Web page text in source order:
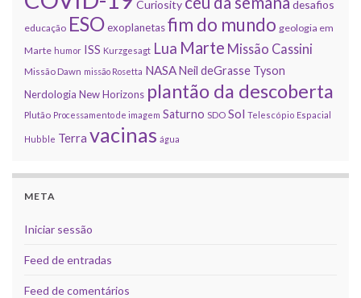
Curiosity desafios
educação ESOexoplanetasfim do mundo geologia em
Marte humor ISS Kurzgesagt Lua Marte Missão Cassini
Missão Dawn missão Rosetta NASANeil deGrasse Tyson
Nerdologia New Horizons plantão da descoberta
Plutão Processamento de imagem Saturno SDO Sol Telescópio Espacial
Hubble Terra vacinas água
META
Iniciar sessão
Feed de entradas
Feed de comentários